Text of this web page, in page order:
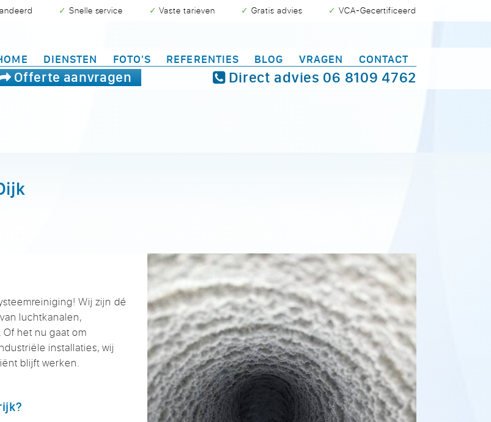
Direct advies 06 8109 4762
Offerte aanvragen
✓ Snelle service ✓ Vaste tarieven ✓ Gratis advies ✓ VCA-Gecertificeerd
DIENSTEN FOTO'S REFERENTIES BLOG VRAGEN CONTACT
Wij zijn dé
luchtkanalen,
het nu gaat om
installaties, wij
blijft werken.